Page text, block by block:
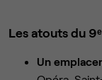
Les atouts du
Un